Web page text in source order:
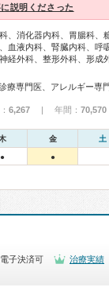
説明くださった
、消化器内科、胃腸科、
血液内科、腎臓内科、呼
経外科、整形外科、形成
6,267 | 年間： 70,570
金 土
● ●
電子決済可 治療実績